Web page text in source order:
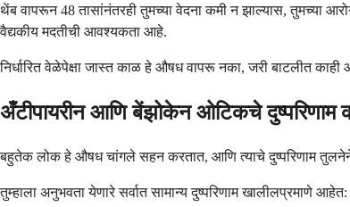
थेंब वापरून 48 तासांनंतरही तुमच्या वेदना कमी न झाल्यास, तुमच्या
वैद्यकीय मदतीची आवश्यकता आहे.
निर्धारित वेळेपेक्षा जास्त काळ हे औषध वापरू नका, जरी बाटलीत
अँटीपायरीन आणि बेंझोकेन ओटिकचे
बहुतेक लोक हे औषध चांगले सहन करतात, आणि त्याचे दुष्परिणाम तुलनेने
तुम्हाला अनुभवता येणारे सर्वात सामान्य दुष्परिणाम खालीलप्रमाणे आहेत: